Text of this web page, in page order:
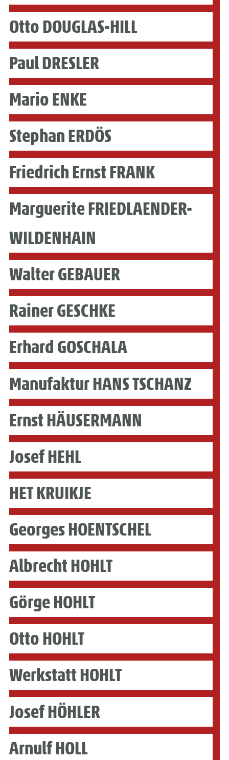
Otto DOUGLAS-HILL
Paul DRESLER
Mario ENKE
Stephan ERDÖS
Friedrich Ernst FRANK
Marguerite FRIEDLAENDER-
WILDENHAIN
Walter GEBAUER
Rainer GESCHKE
Erhard GOSCHALA
Manufaktur HANS TSCHANZ
Ernst HÄUSERMANN
Josef HEHL
HET KRUIKJE
Georges HOENTSCHEL
Albrecht HOHLT
Görge HOHLT
Otto HOHLT
Werkstatt HOHLT
Josef HÖHLER
Arnulf HOLL